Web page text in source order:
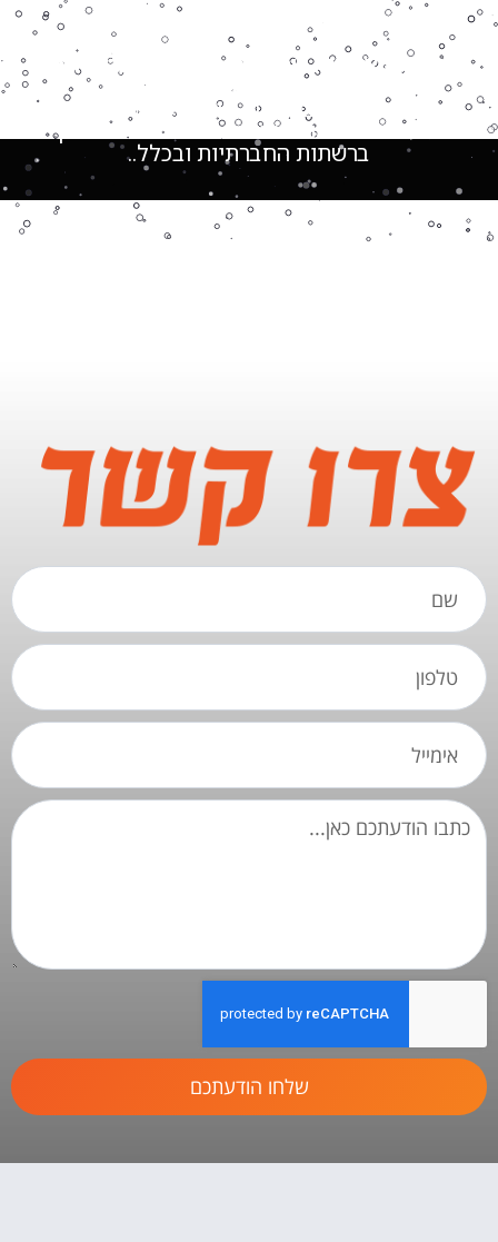
גם לכת לא שווה שתחתכו מאיתנו לפני שתראו
דוגמאות מהשטח!
בעלי עסקים שכבר בחרו ניו פוסט ומרוצים מכל
רגע. בואו לראות מהו פרסום אמיתי אונליין
ברשתות החברתיות ובכלל..
שלחו הודעתכם